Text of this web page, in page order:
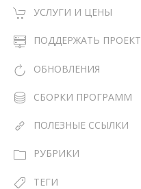
УСЛУГИ И ЦЕНЫ
ПОДДЕРЖАТЬ ПРОЕКТ
ОБНОВЛЕНИЯ
СБОРКИ ПРОГРАММ
ПОЛЕЗНЫЕ ССЫЛКИ
РУБРИКИ
ТЕГИ